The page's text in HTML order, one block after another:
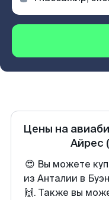
Цены на
Айрес
😍 Вы можете
из Анталии в
🙌. Также вы